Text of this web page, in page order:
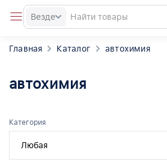
Везде
Главная Каталог автохимия
автохимия
Категория